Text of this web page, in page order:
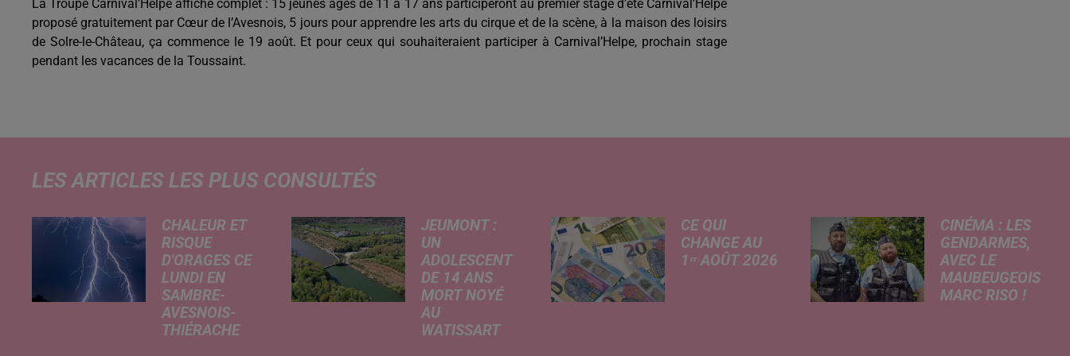
La Troupe Carnival’Helpe affiche complet : 15 jeunes âgés de 11 à 17 ans participeront au premier stage d’été Carnival’Helpe
proposé gratuitement par Cœur de l’Avesnois, 5 jours pour apprendre les arts du cirque et de la scène, à la maison des loisirs
de Solre-le-Château, ça commence le 19 août. Et pour ceux qui souhaiteraient participer à Carnival’Helpe, prochain stage
pendant les vacances de la Toussaint.
LES ARTICLES LES PLUS CONSULTÉS
CHALEUR ET
RISQUE
D'ORAGES CE
LUNDI EN
SAMBRE-
AVESNOIS-
THIÉRACHE
JEUMONT :
UN
ADOLESCENT
DE 14 ANS
MORT NOYÉ
AU
WATISSART
CE QUI
CHANGE AU
1ᵉʳ AOÛT 2026
CINÉMA : LES
GENDARMES,
AVEC LE
MAUBEUGEOIS
MARC RISO !